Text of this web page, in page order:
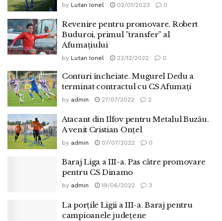
by Lutan Ionel 02/01/2023 0
Revenire pentru promovare. Robert
Buduroi, primul ”transfer” al
Afumațiului
by Lutan Ionel 22/12/2022 0
Conturi încheiate. Mugurel Dedu a
terminat contractul cu CS Afumați
by admin 27/07/2022 2
Atacant din Ilfov pentru Metalul Buzău.
A venit Cristian Onțel
by admin 07/07/2022 0
Baraj Liga a III-a. Pas către promovare
pentru CS Dinamo
by admin 19/06/2022 3
La porțile Ligii a III-a. Baraj pentru
campioanele județene